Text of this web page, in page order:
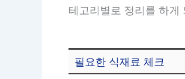
테고리별로 정리를 하게
필요한 식재료 체크